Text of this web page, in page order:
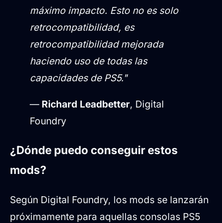
máximo impacto. Esto no es solo
retrocompatibilidad, es
retrocompatibilidad mejorada
haciendo uso de todas las
capacidades de PS5."
— Richard Leadbetter, Digital
Foundry
¿Dónde puedo conseguir estos
mods?
Según Digital Foundry, los mods se lanzarán
próximamente para aquellas consolas PS5